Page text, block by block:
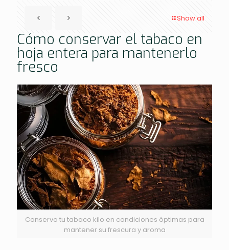
Show all
Cómo conservar el tabaco en
hoja entera para mantenerlo
fresco
Conserva tu tabaco kilo en condiciones óptimas para
mantener su frescura y aroma